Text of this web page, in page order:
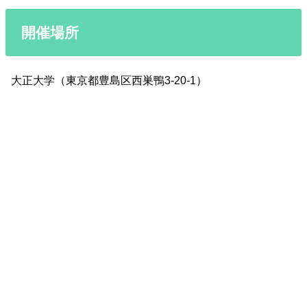
開催場所
大正大学（東京都豊島区西巣鴨3-20-1）